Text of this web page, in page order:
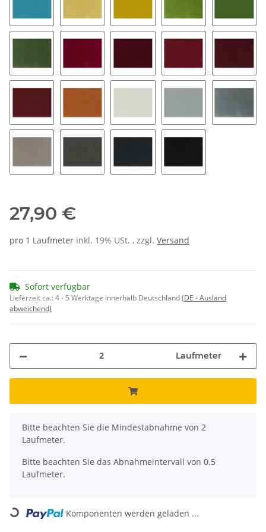
58 25 35 38 28
48 33 63 43 53
23 49 16 06
27,90 €
pro 1 Laufmeter inkl. 19% USt. , zzgl. Versand
Sofort verfügbar
Lieferzeit ca.:4 - 5 Werktage innerhalb Deutschland(DE - Ausland
abweichend)
Laufmeter
x
Bitte beachten Sie die Mindestabnahme von 2
Laufmeter.
Bitte beachten Sie das Abnahmeintervall von 0.5
Laufmeter.
Komponenten werden geladen ...